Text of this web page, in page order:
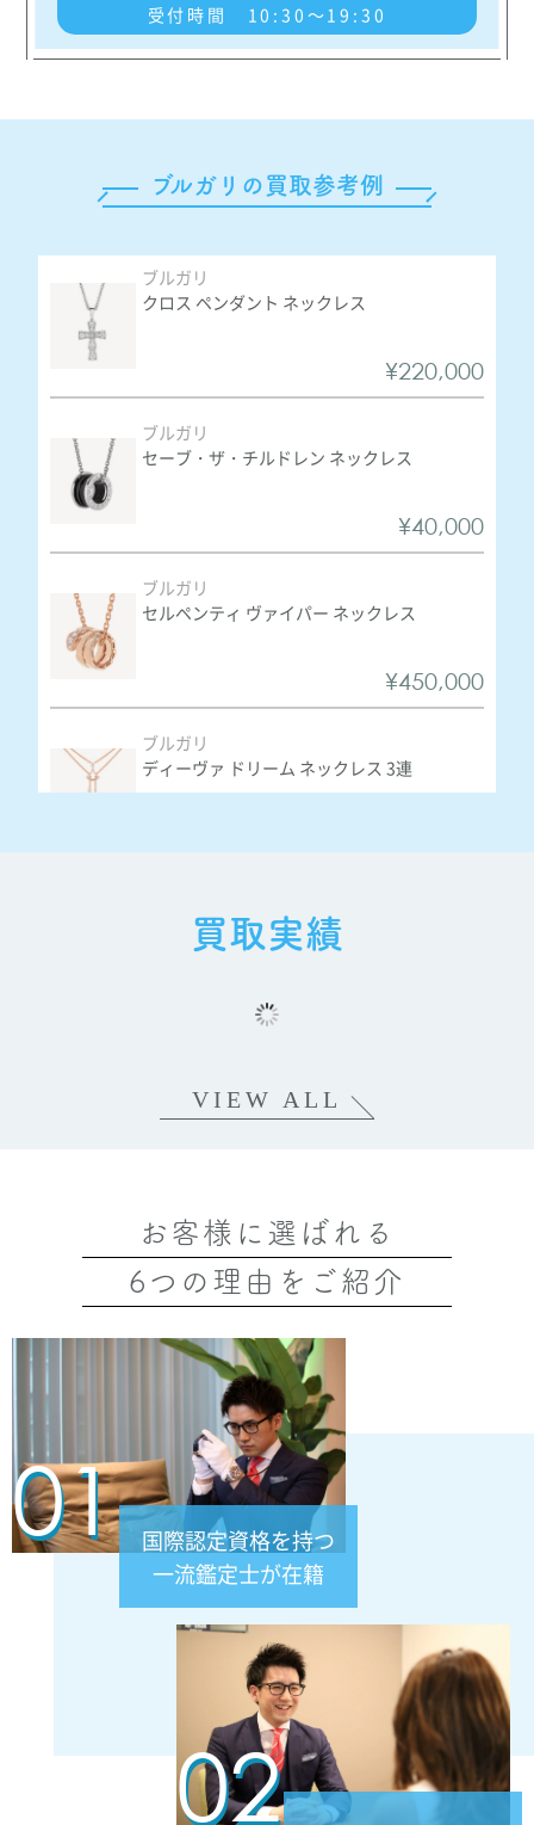
受付時間 10:30～19:30
ブルガリの買取参考例
ブルガリ
クロス ペンダント ネックレス
¥220,000
ブルガリ
セーブ・ザ・チルドレン ネックレス
¥40,000
ブルガリ
セルペンティ ヴァイパー ネックレス
¥450,000
ブルガリ
ディーヴァ ドリーム ネックレス 3連
ディーヴァ ドリーム ネックレス カーネリア
ディーヴァ ドリーム ネックレス パヴェ シェ
ル
¥220,000
ブルガリ
ディーヴァ ドリーム ネックレス
ブルガリ
ビー・ゼロワン デザイン レジェンド ネック
ビー・ゼロワン ネックレス エッジ デミパヴ
¥350,000
買取実績
買取参考価格 124,000円
買取参考価格 112,000円
ブルガリ マリー・ミー マリッジリン
グ ダイヤモンド 0.1...
買取参考価格 60,000円
買取参考価格 37,000円
買取参考価格 32,000円
買取参考価格 63,000円
VIEW ALL
お客様に選ばれる
6つの理由をご紹介
01
国際認定資格を持つ
一流鑑定士が在籍
02